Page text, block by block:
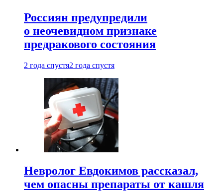
Россиян предупредили
о неочевидном признаке
предракового состояния
2 года спустя2 года спустя
Невролог Евдокимов рассказал,
чем опасны препараты от кашля